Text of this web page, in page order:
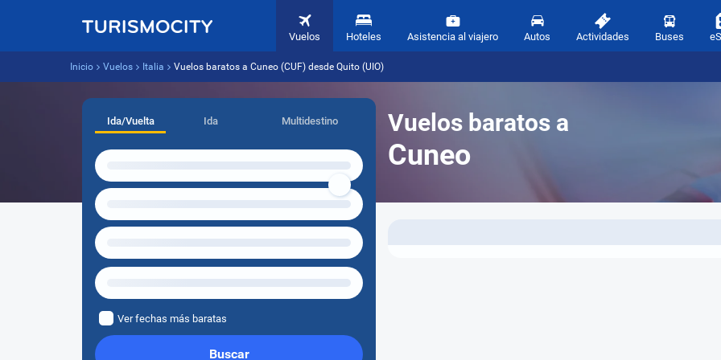
Vuelos Hoteles Asistencia al viajero Autos Actividades Buses
Inicio Vuelos Italia Vuelos baratos a Cuneo (CUF) desde Quito (UIO)
Vuelos baratos a
Cuneo
Ida/Vuelta Ida Multidestino
Ver fechas más baratas
Buscar